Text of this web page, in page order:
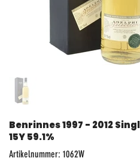
Benrinnes 1997 - 2012
15Y 59.1%
Artikelnummer: Artikelnummer:
1062W
1062W